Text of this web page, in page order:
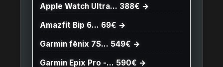
Apple Watch Ultra… 388€ →
Amazfit Bip 6… 69€ →
Garmin fēnix 7S… 549€ →
Garmin Epix Pro -… 590€ →